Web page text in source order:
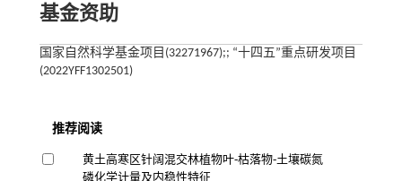
基金资助
国家自然科学基金项目(32271967);; “十四五”重点研发项目
(2022YFF1302501)